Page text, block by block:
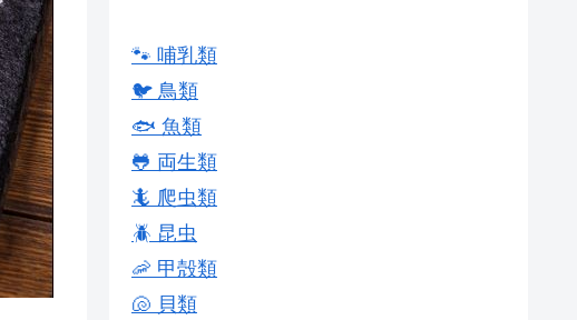
🐾 哺乳類
🐦 鳥類
🐟 魚類
🐸 両生類
🦎 爬虫類
🪲 昆虫
🦐 甲殻類
🐚 貝類